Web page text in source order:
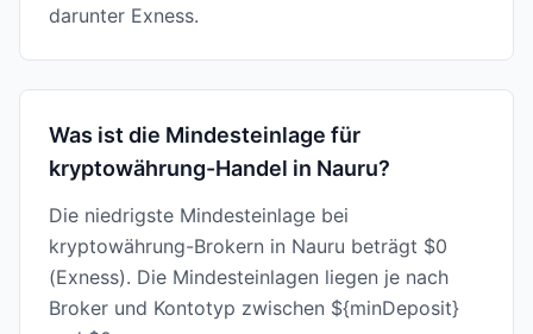
darunter Exness.
Was ist die Mindesteinlage für
kryptowährung-Handel in Nauru?
Die niedrigste Mindesteinlage bei
kryptowährung-Brokern in Nauru beträgt $0
(Exness). Die Mindesteinlagen liegen je nach
Broker und Kontotyp zwischen ${minDeposit}